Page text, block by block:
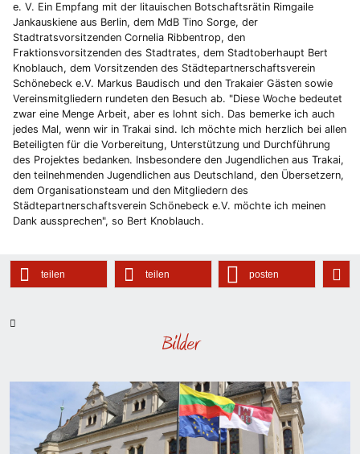
e. V. Ein Empfang mit der litauischen Botschaftsrätin Rimgaile
Jankauskiene aus Berlin, dem MdB Tino Sorge, der
Stadtratsvorsitzenden Cornelia Ribbentrop, den
Fraktionsvorsitzenden des Stadtrates, dem Stadtoberhaupt Bert
Knoblauch, dem Vorsitzenden des Städtepartnerschaftsverein
Schönebeck e.V. Markus Baudisch und den Trakaier Gästen sowie
Vereinsmitgliedern rundeten den Besuch ab. "Diese Woche bedeutet
zwar eine Menge Arbeit, aber es lohnt sich. Das bemerke ich auch
jedes Mal, wenn wir in Trakai sind. Ich möchte mich herzlich bei allen
Beteiligten für die Vorbereitung, Unterstützung und Durchführung
des Projektes bedanken. Insbesondere den Jugendlichen aus Trakai,
den teilnehmenden Jugendlichen aus Deutschland, den Übersetzern,
dem Organisationsteam und den Mitgliedern des
Städtepartnerschaftsverein Schönebeck e.V. möchte ich meinen
Dank aussprechen", so Bert Knoblauch.
teilen teilen posten
Bilder